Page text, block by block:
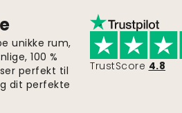
unikke rum,
100 %
perfekt til
dit perfekte
TrustScore 4.8